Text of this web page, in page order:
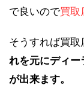
で良いので買取
そうすれば買取
れを元にディー
が出来ます。